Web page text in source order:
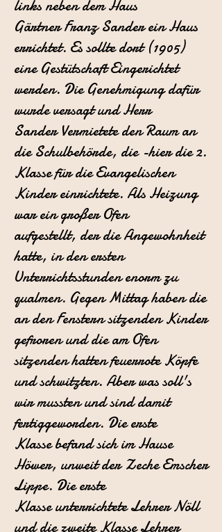
links neben dem Haus
GärtnerFranz Sander ein Haus
errichtet. Es sollte dort (1905)
eine GestütschaftEingerichtet
werden. Die Genehmigung dafür
wurde versagt und Herr
SanderVermietete den Raum an
die Schulbehörde, die -hier die 2.
Klasse für dieEvangelischen
Kinder einrichtete. Als Heizung
war ein großer Ofen
aufgestellt, der die Angewohnheit
hatte, in den ersten
Unterrichtsstunden enormzu
qualmen. Gegen Mittag haben die
an den Fenstern sitzenden Kinder
gefrorenund die am Ofen
sitzenden hatten feuerrote Köpfe
und schwitzten. Aber was soll's
wir mussten und sind damit
fertiggeworden. Die erste
Klassebefand sich im Hause
Höwer, unweit der Zeche Emscher
Lippe. Die erste
Klasseunterrichtete Lehrer Nöll
und die zweite Klasse Lehrer